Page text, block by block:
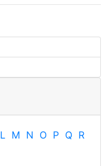
L M N O P Q R